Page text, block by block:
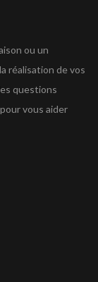
ou un
réalisation de vos
questions
vous aider